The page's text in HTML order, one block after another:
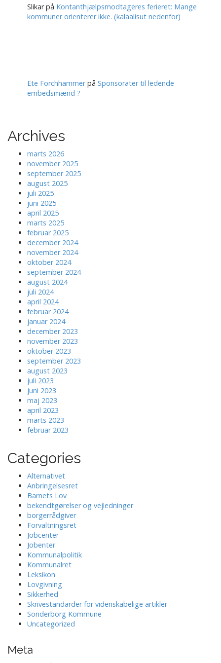
Slikarpå Kontanthjælpsmodtageres ferieret: Mange
kommuner orienterer ikke. (kalaalisut nedenfor)
Ete Forchhammerpå Sponsorater til ledende
embedsmænd ?
Archives
marts 2026
november 2025
september 2025
august 2025
juli 2025
juni 2025
april 2025
marts 2025
februar 2025
december 2024
november 2024
oktober 2024
september 2024
august 2024
juli 2024
april 2024
februar 2024
januar 2024
december 2023
november 2023
oktober 2023
september 2023
august 2023
juli 2023
juni 2023
maj 2023
april 2023
marts 2023
februar 2023
Categories
Alternativet
Anbringelsesret
Barnets Lov
bekendtgørelser og vejledninger
borgerrådgiver
Forvaltningsret
Jobcenter
Jobenter
Kommunalpolitik
Kommunalret
Leksikon
Lovgivning
Sikkerhed
Skrivestandarder for videnskabelige artikler
Sonderborg Kommune
Uncategorized
Meta